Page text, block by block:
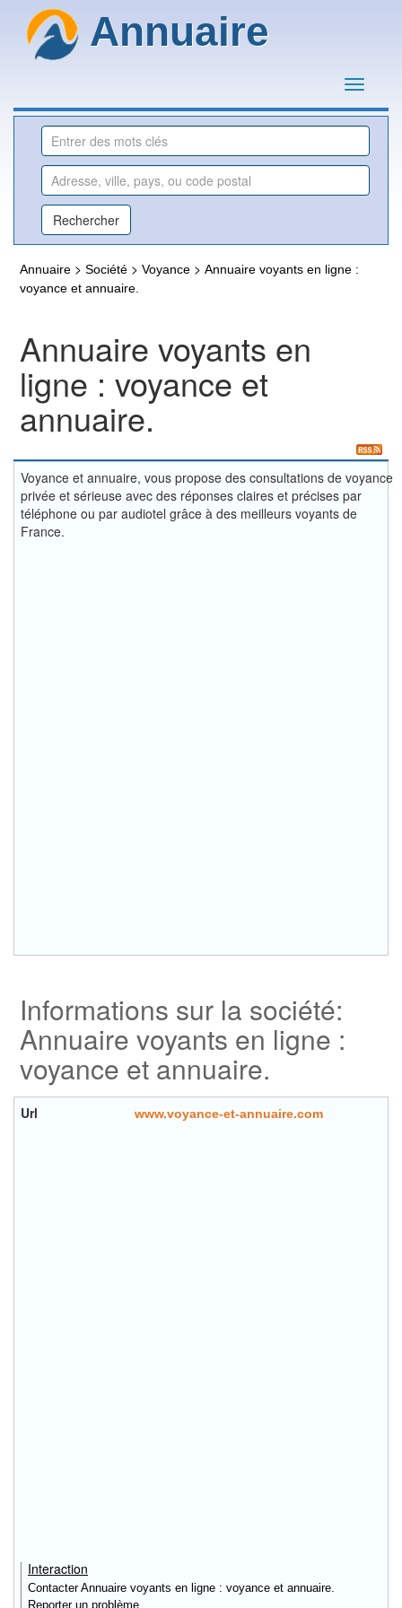
Annuaire
Annuaire > Société > Voyance > Annuaire voyants en ligne :
voyance et annuaire.
Annuaire voyants en
ligne : voyance et
annuaire.
Voyance et annuaire, vous propose des consultations de voyance
privée et sérieuse avec des réponses claires et précises par
téléphone ou par audiotel grâce à des meilleurs voyants de
France.
Informations sur la société:
Annuaire voyants en ligne :
voyance et annuaire.
Url www.voyance-et-annuaire.com
Interaction
Contacter Annuaire voyants en ligne : voyance et annuaire.
Reporter un problème